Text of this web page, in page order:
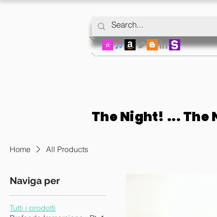
The Night! ... The
The Night! ... The
Home All Products
Naviga per
Tutti i prodotti